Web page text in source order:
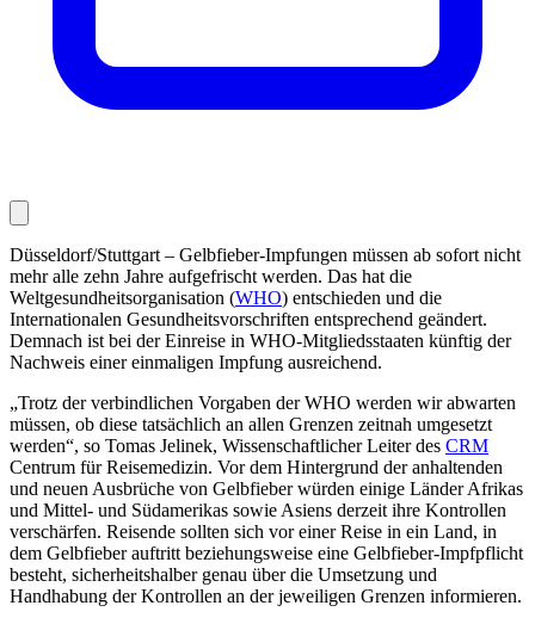
Düsseldorf/Stuttgart – Gelbfieber-Impfungen müssen ab sofort nicht
mehr alle zehn Jahre aufgefrischt werden. Das hat die
Weltgesundheitsorganisation (WHO) entschieden und die
Internationalen Gesundheitsvorschriften entsprechend geändert.
Demnach ist bei der Einreise in WHO-Mitgliedsstaaten künftig der
Nachweis einer einmaligen Impfung ausreichend.
„Trotz der verbindlichen Vorgaben der WHO werden wir abwarten
müssen, ob diese tatsäch­lich an allen Grenzen zeitnah umgesetzt
werden“, so Tomas Jelinek, Wissen­schaftlicher Leiter des CRM
Centrum für Reisemedizin. Vor dem Hintergrund der anhal­tenden
und neuen Ausbrüche von Gelbfieber würden einige Länder Afrikas
und Mittel- und Südamerikas sowie Asiens derzeit ihre Kontrollen
verschärfen. Reisende sollten sich vor einer Reise in ein Land, in
dem Gelbfieber auftritt beziehungs­weise eine Gelbfieber-Impfpflicht
besteht, sicherheitshalber genau über die Umsetzung und
Handhabung der Kontrollen an der jeweiligen Grenzen informieren.